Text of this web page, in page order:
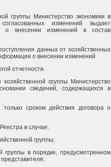
группы Министерство экономики в
изменений выдает
о внесении изменений в состав
данных от хозяйственных
о внесении изменений.
отчетности.
группы Министерство
сведений, содержащихся в
только сроком действия договора о
в случае:
группы;
группы в порядке, предусмотренном